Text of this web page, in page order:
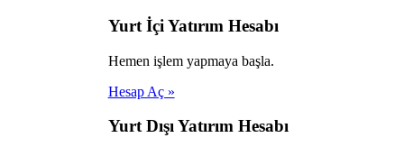
Yurt İçi Yatırım Hesabı
Hemen işlem yapmaya başla.
Hesap Aç »
Yurt Dışı Yatırım Hesabı